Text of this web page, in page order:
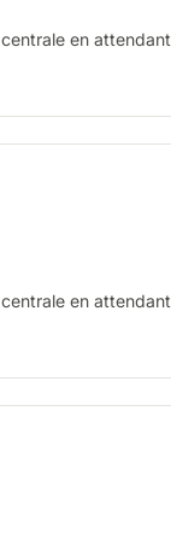
en attendant
en attendant